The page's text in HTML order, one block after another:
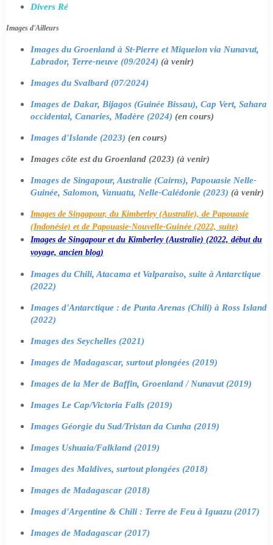
Divers Ré
Images d'Ailleurs
Images du Groenland à St-Pierre et Miquelon via Nunavut,
Labrador, Terre-neuve (09/2024) (à venir)
Images du Svalbard (07/2024)
Images de Dakar, Bijagos (Guinée Bissau), Cap Vert, Sahara
occidental, Canaries, Madère (2024) (en cours)
Images d'Islande (2023) (en cours)
Images côte est du Groenland (2023) (à venir)
Images de Singapour, Australie (Cairns), Papouasie Nelle-
Guinée, Salomon, Vanuatu, Nelle-Calédonie (2023) (à venir)
Images de Singapour, du Kimberley (Australie), de Papouasie
(Indonésie) et de Papouasie-Nouvelle-Guinée (2022, suite)
Images de Singapour et du Kimberley (Australie) (2022, début du
voyage, ancien blog)
Images du Chili, Atacama et Valparaiso, suite à Antarctique
(2022)
Images d'Antarctique : de Punta Arenas (Chili) à Ross Island
(2022)
Images des Seychelles (2021)
Images de Madagascar, surtout plongées (2019)
Images de la Mer de Baffin, Groenland / Nunavut (2019)
Images Le Cap/Victoria Falls (2019)
Images Géorgie du Sud/Tristan da Cunha (2019)
Images Ushuaia/Falkland (2019)
Images des Maldives, surtout plongées (2018)
Images de Madagascar (2018)
Images d'Argentine & Chili : Terre de Feu à Iguazu (2017)
Images de Madagascar (2017)